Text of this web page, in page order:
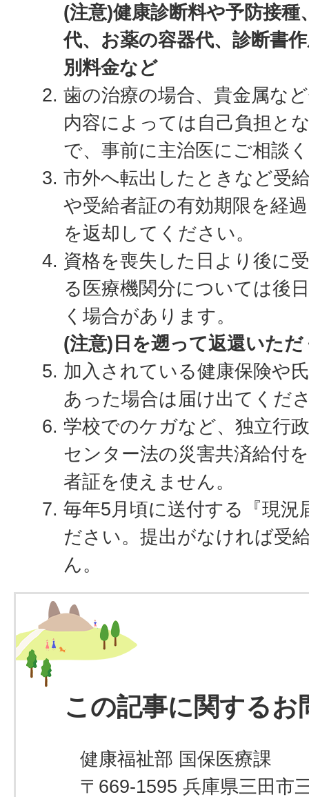
(注意)健康診断料や予防接
代、お薬の容器代、診断書
別料金など
歯の治療の場合、貴金属な
内容によっては自己負担と
で、事前に主治医にご相談
市外へ転出したときなど受
や受給者証の有効期限を経
を返却してください。
資格を喪失した日より後に
る医療機関分については後
く場合があります。
(注意)日を遡って返還いた
加入されている健康保険や
あった場合は届け出てくだ
学校でのケガなど、独立行
センター法の災害共済給付
者証を使えません。
毎年5月頃に送付する『現況
ださい。提出がなければ受
ん。
この記事に関するお
健康福祉部 国保医療課
〒669-1595 兵庫県三田市